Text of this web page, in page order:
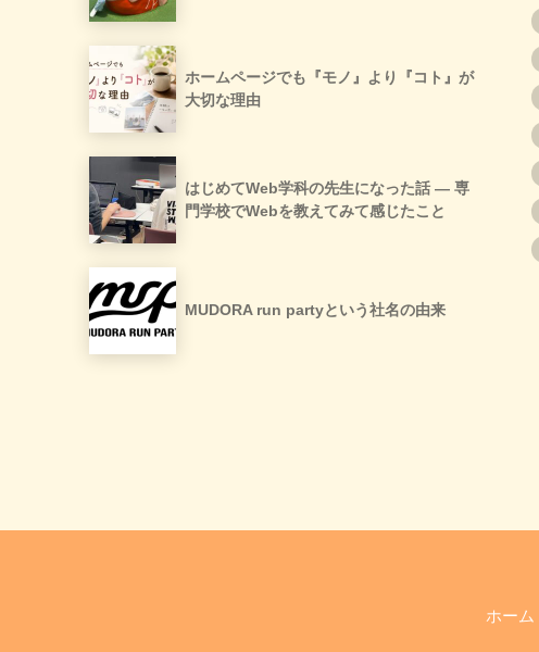
ホームページでも『モノ』より『コト』が
大切な理由
はじめてWeb学科の先生になった話 ― 専
門学校でWebを教えてみて感じたこと
MUDORA run partyという社名の由来
ホーム